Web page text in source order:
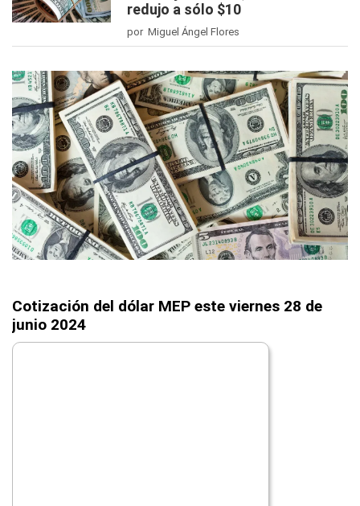
redujo a sólo $10
por Miguel Ángel Flores
Cotización del dólar MEP este viernes 28 de
junio 2024